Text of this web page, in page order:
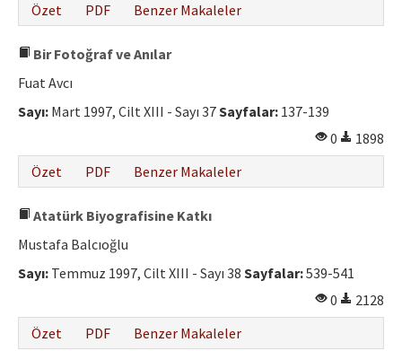
Özet
PDF Benzer Makaleler
Bir Fotoğraf ve Anılar
Fuat Avcı
Sayı: Mart 1997, Cilt XIII - Sayı 37Sayfalar: 137-139
0
1898
Özet
PDF Benzer Makaleler
Atatürk Biyografisine Katkı
Mustafa Balcıoğlu
Sayı: Temmuz 1997, Cilt XIII - Sayı 38 Sayfalar:539-541
0
2128
Özet
PDF Benzer Makaleler